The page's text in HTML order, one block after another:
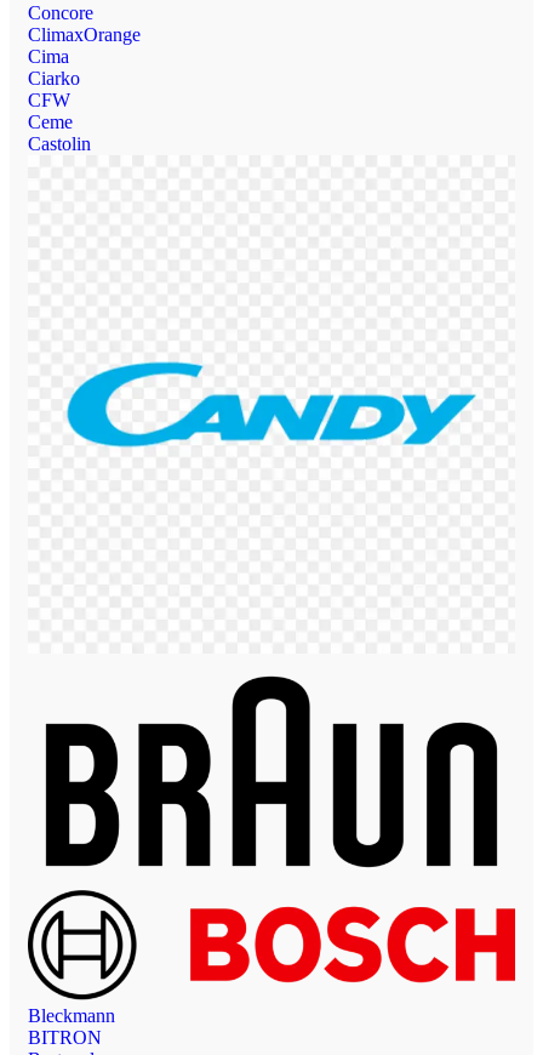
Concore
ClimaxOrange
Cima
Ciarko
CFW
Ceme
Castolin
Bleckmann
BITRON